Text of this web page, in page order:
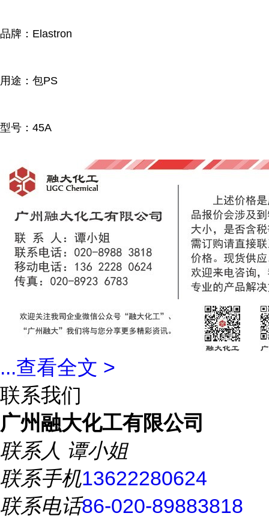
品牌：Elastron
用途：包PS
型号：45A
...查看全文 >
联系我们
广州融大化工有限公司
联系人 谭小姐
联系手机13622280624
联系电话86-020-89883818